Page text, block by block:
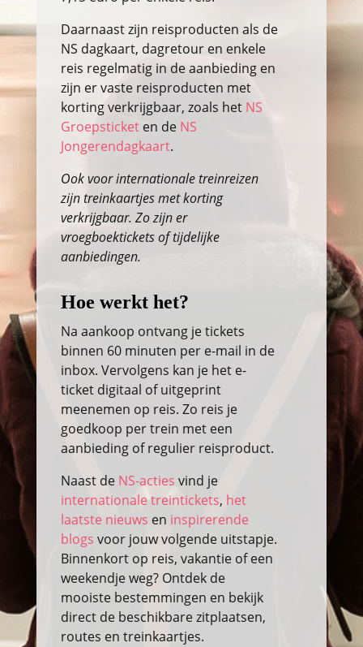
Daarnaast zijn reisproducten als de
NS dagkaart, dagretour en enkele
reis regelmatig in de aanbieding en
zijn er vaste reisproducten met
korting verkrijgbaar, zoals het NS
Groepsticketen de NS
Jongerendagkaart.
Ook voor internationale treinreizen
zijn treinkaartjes met korting
verkrijgbaar. Zo zijn er
vroegboektickets of tijdelijke
aanbiedingen.
Hoe werkt het?
Na aankoop ontvang je tickets
binnen 60 minuten per e-mail in de
inbox. Vervolgens kan je het e-
ticket digitaal of uitgeprint
meenemen op reis. Zo reis je
goedkoop per trein met een
aanbieding of regulier reisproduct.
Naast de NS-acties vind je
internationale treintickets, het
laatste nieuws en inspirerende
blogs voor jouw volgende uitstapje.
Binnenkort op reis, vakantie of een
weekendje weg? Ontdek de
mooiste bestemmingen en bekijk
direct de beschikbare zitplaatsen,
routes en treinkaartjes.